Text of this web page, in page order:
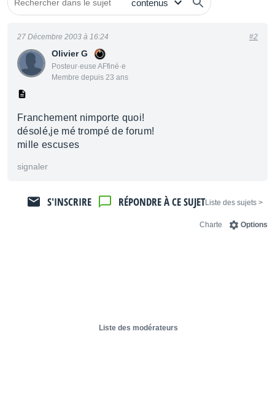
Olivier G
Posteur·euse AFfiné·e
Membre depuis 23 ans
27 Décembre 2003 à 16:24 #2
Franchement nimporte quoi!
désolé,je mé trompé de forum!
mille escuses
signaler
< Liste des sujets
RÉPONDRE À CE SUJET
S'INSCRIRE
Options
Charte
Liste des modérateurs